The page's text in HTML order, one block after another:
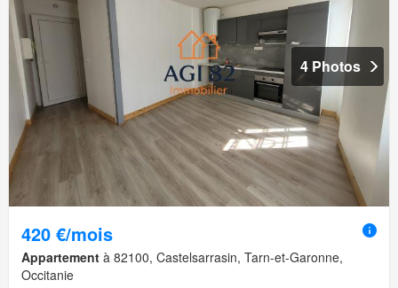
4 Photos
420 €/mois
Appartement à 82100, Castelsarrasin, Tarn-et-Garonne,
Occitanie